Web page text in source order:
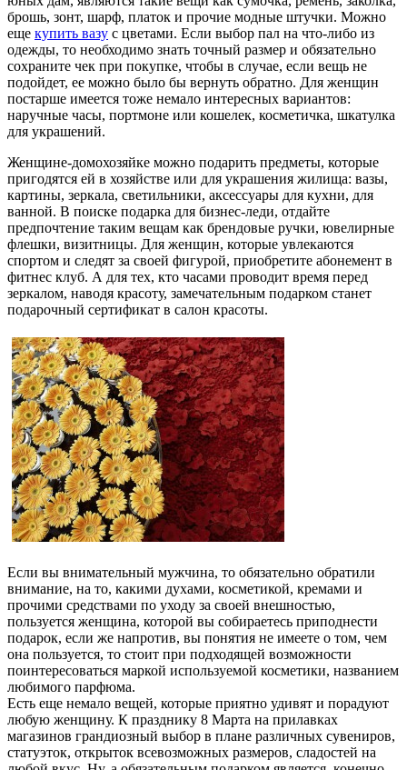
брошь, зонт, шарф, платок и прочие модные штучки. Можно
еще купить вазу с цветами. Если выбор пал на что-либо из
одежды, то необходимо знать точный размер и обязательно
сохраните чек при покупке, чтобы в случае, если вещь не
подойдет, ее можно было бы вернуть обратно. Для женщин
постарше имеется тоже немало интересных вариантов:
наручные часы, портмоне или кошелек, косметичка, шкатулка
для украшений.
Женщине-домохозяйке можно подарить предметы, которые
пригодятся ей в хозяйстве или для украшения жилища: вазы,
картины, зеркала, светильники, аксессуары для кухни, для
ванной. В поиске подарка для бизнес-леди, отдайте
предпочтение таким вещам как брендовые ручки, ювелирные
флешки, визитницы. Для женщин, которые увлекаются
спортом и следят за своей фигурой, приобретите абонемент в
фитнес клуб. А для тех, кто часами проводит время перед
зеркалом, наводя красоту, замечательным подарком станет
подарочный сертификат в салон красоты.
Если вы внимательный мужчина, то обязательно обратили
внимание, на то, какими духами, косметикой, кремами и
прочими средствами по уходу за своей внешностью,
пользуется женщина, которой вы собираетесь приподнести
подарок, если же напротив, вы понятия не имеете о том, чем
она пользуется, то стоит при подходящей возможности
поинтересоваться маркой используемой косметики, названием
любимого парфюма.
Есть еще немало вещей, которые приятно удивят и порадуют
любую женщину. К празднику 8 Марта на прилавках
магазинов грандиозный выбор в плане различных сувениров,
статуэток, открыток всевозможных размеров, сладостей на